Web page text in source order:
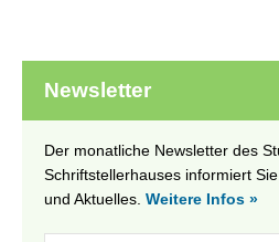
Newsletter
Der monatliche Newsletter des
Schriftstellerhauses informiert
und Aktuelles. Weitere Infos »